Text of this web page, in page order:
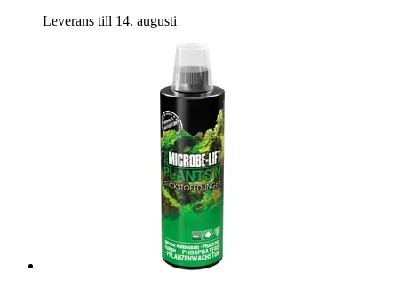
Leverans till 14. augusti